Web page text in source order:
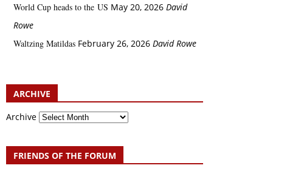
World Cup heads to the US May 20, 2026 David
Rowe
Waltzing Matildas February 26, 2026 David Rowe
ARCHIVE
Archive
FRIENDS OF THE FORUM